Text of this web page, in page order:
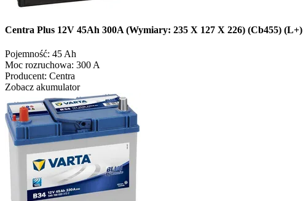
Centra Plus 12V 45Ah 300A (Wymiary: 235 X 127 X 226) (Cb455) (L+)
Pojemność: 45 Ah
Moc rozruchowa: 300 A
Producent: Centra
Zobacz akumulator